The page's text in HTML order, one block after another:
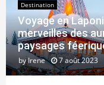
Destination
Voyage en
merveilles des
paysages
byIrene 7 août 2023